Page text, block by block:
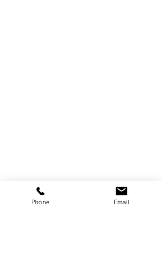
Phone Email